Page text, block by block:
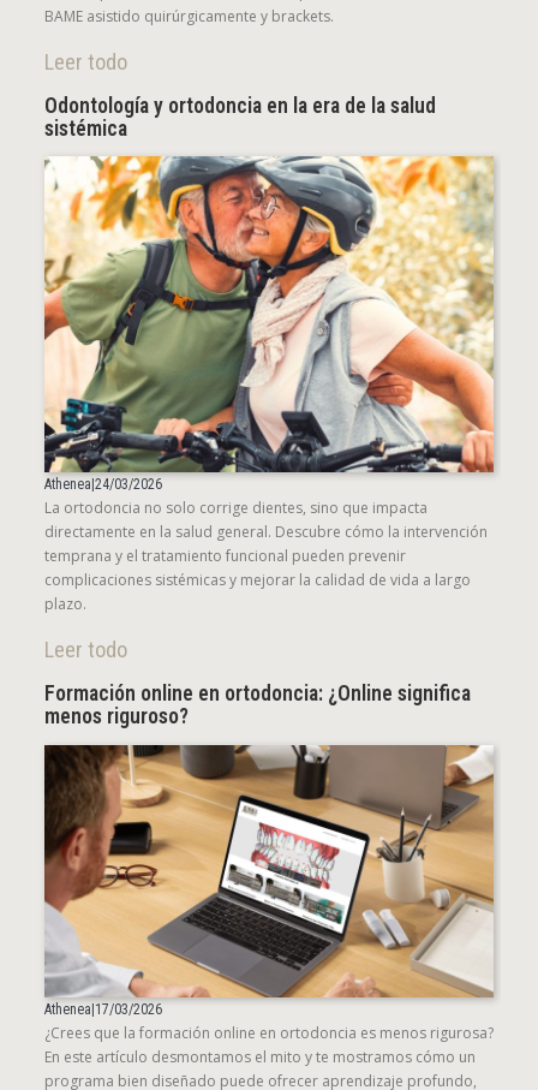
BAME asistido quirúrgicamente y brackets.
Leer todo
Odontología y ortodoncia en la era de la salud
sistémica
Athenea 24/03/2026
La ortodoncia no solo corrige dientes, sino que impacta
directamente en la salud general. Descubre cómo la intervención
temprana y el tratamiento funcional pueden prevenir
complicaciones sistémicas y mejorar la calidad de vida a largo
plazo.
Leer todo
Formación online en ortodoncia: ¿Online significa
menos riguroso?
Athenea 17/03/2026
¿Crees que la formación online en ortodoncia es menos rigurosa?
En este artículo desmontamos el mito y te mostramos cómo un
programa bien diseñado puede ofrecer aprendizaje profundo,